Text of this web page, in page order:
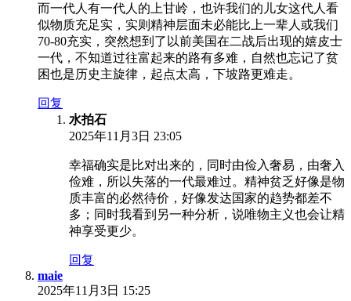
而一代人有一代人的上甘岭，也许我们的儿女这代人看
似物质充足实，实则精神层面未必能比上一辈人或我们
70-80充实，突然想到了以前美国在二战后出现的嬉皮士
一代，不知道过往富起来的路有多难，自然也忘记了贫
困也是历史主旋律，起点太高，下坡路更难走。
回复
水拍石
2025年11月3日 23:05
幸福确实是比对出来的，同时由俭入奢易，由奢入
俭难，所以失落的一代最难过。精神贫乏好像是物
质丰富的必然待价，好像发达国家的趋势都差不
多；同时我看到另一种分析，说唯物主义也会让精
神享受更少。
回复
maie
2025年11月3日 15:25